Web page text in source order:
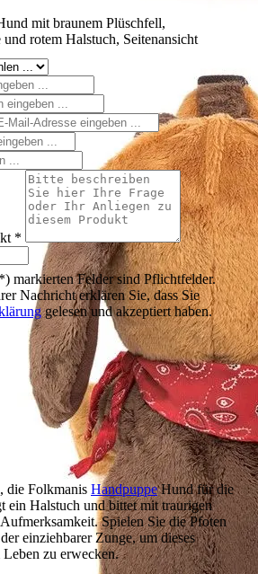
mit braunem Plüschfell,
und rotem Halstuch, Seitenansicht
*
markierten Felder sind Pflichtfelder.
Nachricht erklären Sie, dass Sie
gelesen und akzeptiert haben.
die Folkmanis HandpuppeHund für die
ein Halstuch und bittet mit traurigen
Spielen Sie die Pfoten
einziehbarer Zunge, um dieses
zu erwecken.